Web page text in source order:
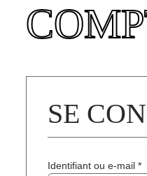
SE
Identifiant ou e-mail*